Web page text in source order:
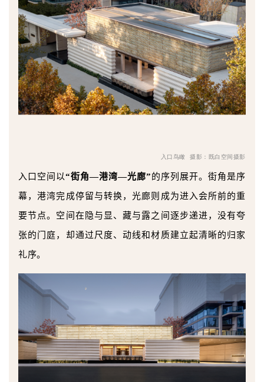
入口鸟瞰 摄影：既白空间摄影
入口空间以“街角—港湾—光廊”的序列展开。街角是序
幕，港湾完成停留与转换，光廊则成为进入会所前的重
要节点。空间在隐与显、藏与露之间逐步递进，没有夸
张的门庭，却通过尺度、动线和材质建立起清晰的归家
礼序。